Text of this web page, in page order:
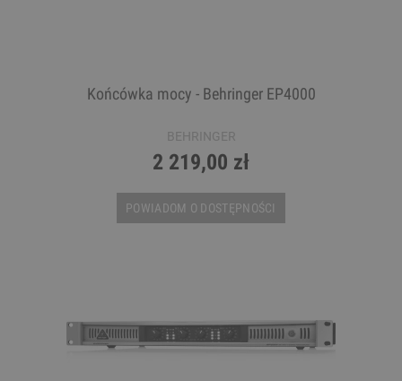
Końcówka mocy - Behringer EP4000
BEHRINGER
2 219,00 zł
POWIADOM O DOSTĘPNOŚCI